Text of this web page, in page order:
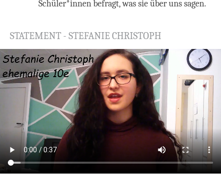
Schüler*innen befragt, was sie über uns sagen.
STATEMENT - STEFANIE CHRISTOPH